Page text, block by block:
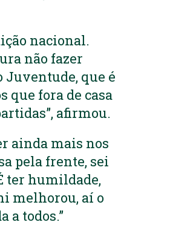
nacional.
não fazer
Juventude, que é
que fora de casa
afirmou.
ainda mais nos
pela frente, sei
ter humildade,
melhorou, aí o
a todos.”